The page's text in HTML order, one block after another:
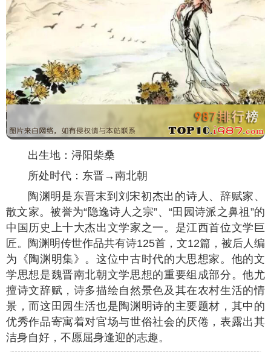
出生地：浔阳柴桑
所处时代：东晋→南北朝
陶渊明是东晋末到刘宋初杰出的诗人、辞赋家、
散文家。被誉为“隐逸诗人之宗”、“田园诗派之鼻祖”的
中国历史上十大杰出文学家之一。是江西首位文学巨
匠。陶渊明传世作品共有诗125首，文12篇，被后人编
为《陶渊明集》。这位中古时代的大思想家。他的文
学思想是魏晋南北朝文学思想的重要组成部分。他尤
擅诗文辞赋，诗多描绘自然景色及其在农村生活的情
景，而这田园生活也是陶渊明诗的主要题材，其中的
优秀作品寄寓着对官场与世俗社会的厌倦，表露出其
洁身自好，不愿屈身逢迎的志趣。